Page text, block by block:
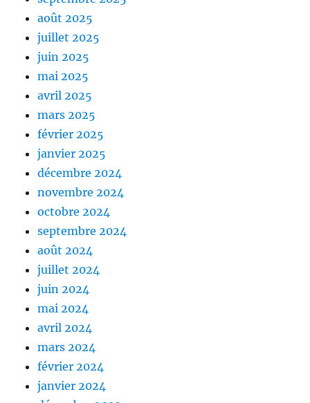
août 2025
juillet 2025
juin 2025
mai 2025
avril 2025
mars 2025
février 2025
janvier 2025
décembre 2024
novembre 2024
octobre 2024
septembre 2024
août 2024
juillet 2024
juin 2024
mai 2024
avril 2024
mars 2024
février 2024
janvier 2024